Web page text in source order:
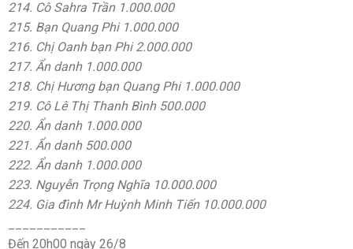
214. Cô Sahra Trần 1.000.000
215. Bạn Quang Phi 1.000.000
216. Chị Oanh bạn Phi 2.000.000
217. Ẩn danh 1.000.000
218. Chị Hương bạn Quang Phi 1.000.000
219. Cô Lê Thị Thanh Bình 500.000
220. Ẩn danh 1.000.000
221. Ẩn danh 500.000
222. Ẩn danh 1.000.000
223. Nguyễn Trọng Nghĩa 10.000.000
224. Gia đình Mr Huỳnh Minh Tiến 10.000.000
Đến 20h00 ngày 26/8